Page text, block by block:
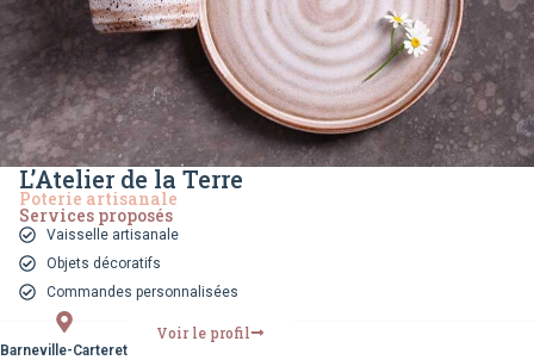
L’Atelier de la Terre
Poterie artisanale
Services proposés
Vaisselle artisanale
Objets décoratifs
Commandes personnalisées
Barneville-Carteret
Voir le profil